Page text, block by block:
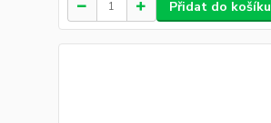
Přidat do košíku